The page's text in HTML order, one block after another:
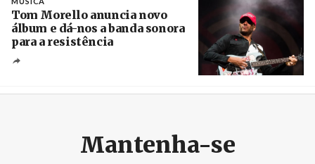
Tom Morello anuncia novo
álbum e dá-nos a banda sonora
para a resistência
Mantenha-se